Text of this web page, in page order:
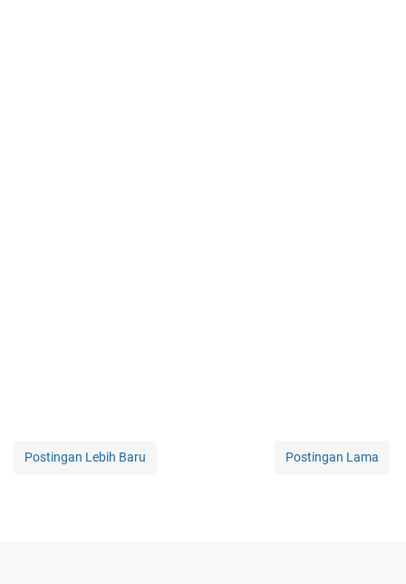
Postingan Lebih Baru Postingan Lama